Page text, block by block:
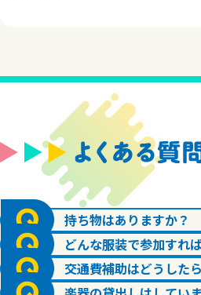
持ち物はありますか？
どんな服装で参加すれ
交通費補助はどうした